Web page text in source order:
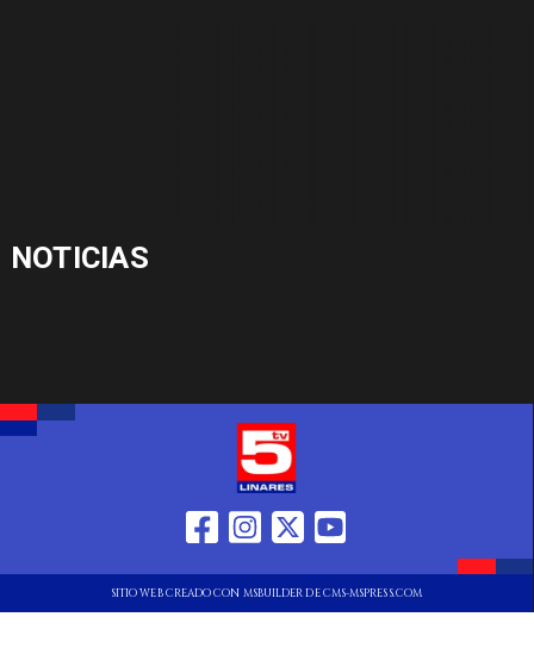
NOTICIAS
SITIO WEB CREADO CON MSBUILDER DE CMS-MSPRESS.COM